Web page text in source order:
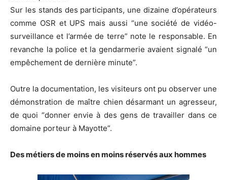
Sur les stands des participants, une dizaine d’opérateurs
comme OSR et UPS mais aussi “une société de vidéo-
surveillance et l’armée de terre” note le responsable. En
revanche la police et la gendarmerie avaient signalé “un
empêchement de dernière minute”.
Outre la documentation, les visiteurs ont pu observer une
démonstration de maître chien désarmant un agresseur,
de quoi “donner envie à des gens de travailler dans ce
domaine porteur à Mayotte”.
Des métiers de moins en moins réservés aux hommes